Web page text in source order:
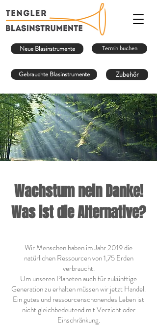
Gebrauchte Blasinstrumente Zubehör
Termin buchen
Neue Blasinstrumente
Wachstum nein Danke!
Was ist die Alternative?
Wir Menschen haben im Jahr 2019 die
natürlichen Ressourcen von 1,75 Erden
verbraucht.
Um unseren Planeten auch für zukünftige
Generation zu erhalten müssen wir jetzt Handel.
Ein gutes und ressourcenschonendes Leben ist
nicht gleichbedeutend mit Verzicht oder
Einschränkung.